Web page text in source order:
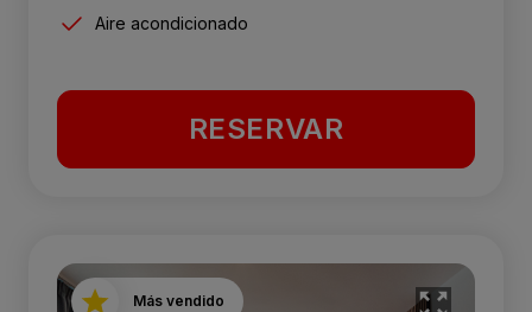
Aire acondicionado
RESERVAR
Más vendido